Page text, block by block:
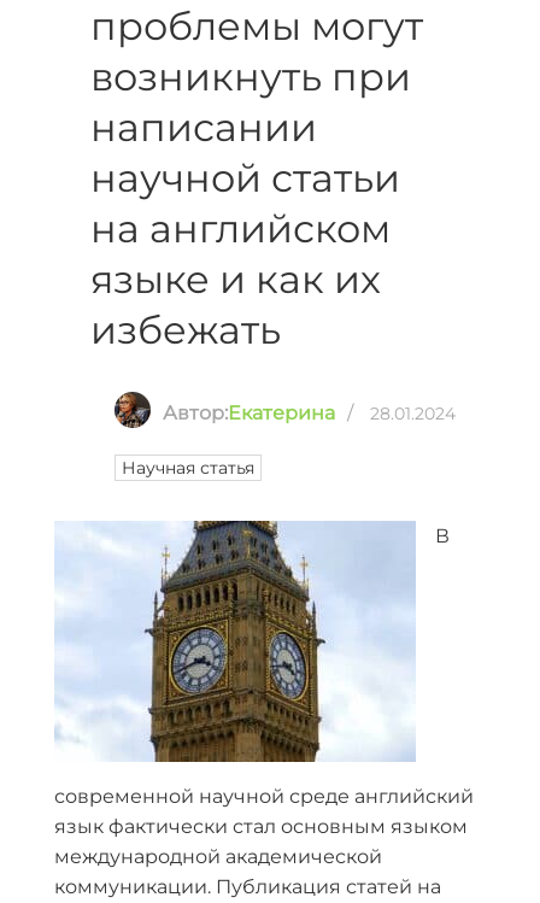
проблемы могут
возникнуть при
написании
научной статьи
на английском
языке и как их
избежать
Автор:Екатерина / 28.01.2024
Научная статья
В
современной научной среде английский
язык фактически стал основным языком
международной академической
коммуникации. Публикация статей на